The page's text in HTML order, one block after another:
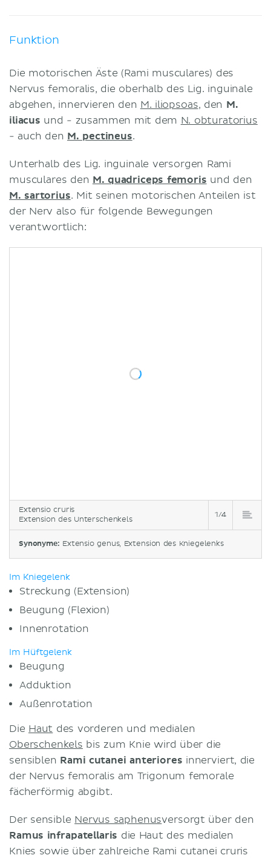
Funktion
Die motorischen Äste (Rami musculares) des
Nervus femoralis, die oberhalb des Lig. inguinale
abgehen, innervieren den M. iliopsoas, den M.
iliacus und - zusammen mit dem N. obturatorius
- auch den M. pectineus.
Unterhalb des Lig. inguinale versorgen Rami
musculares den M. quadriceps femoris und den
M. sartorius. Mit seinen motorischen Anteilen ist
der Nerv also für folgende Bewegungen
verantwortlich:
Extensio cruris
Extension des Unterschenkels
1/4
Synonyme: Extensio genus, Extension des Kniegelenks
Im Kniegelenk
Streckung (Extension)
Beugung (Flexion)
Innenrotation
Im Hüftgelenk
Beugung
Adduktion
Außenrotation
Die Haut des vorderen und medialen
Oberschenkels bis zum Knie wird über die
sensiblen Rami cutanei anteriores innerviert, die
der Nervus femoralis am Trigonum femorale
fächerförmig abgibt.
Der sensible Nervus saphenusversorgt über den
Ramus infrapatellaris die Haut des medialen
Knies sowie über zahlreiche Rami cutanei cruris